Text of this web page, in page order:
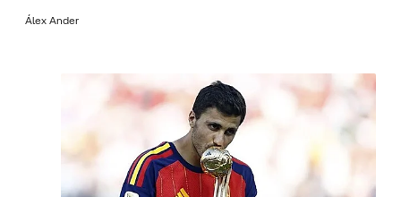
Álex Ander